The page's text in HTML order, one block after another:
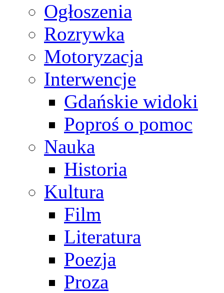
Ogłoszenia
Rozrywka
Motoryzacja
Interwencje
Gdańskie widoki
Poproś o pomoc
Nauka
Historia
Kultura
Film
Literatura
Poezja
Proza